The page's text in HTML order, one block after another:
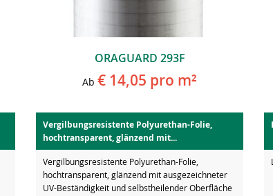
ORAGUARD 293F
Ab € 14,05 pro m²
Vergilbungsresistente Polyurethan-Folie,
hochtransparent, glänzend mit...
Vergilbungsresistente Polyurethan-Folie,
hochtransparent, glänzend mit ausgezeichneter
UV-Beständigkeit und selbstheilender Oberfläche